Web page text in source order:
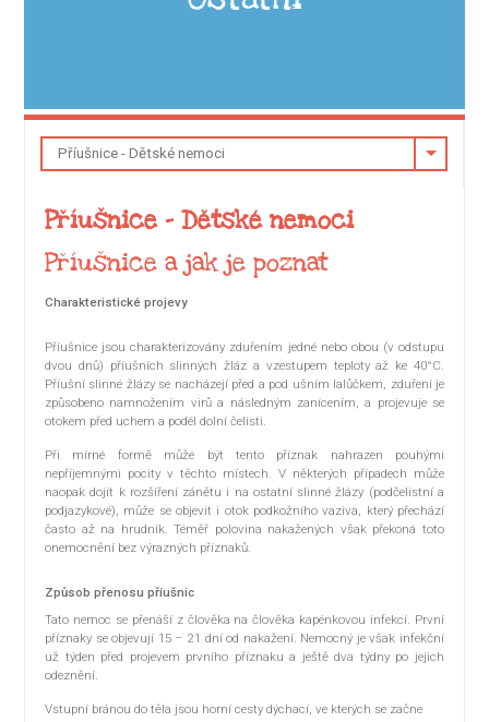
Příušnice - Dětské nemoci
Příušnice a jak je poznat
Charakteristické projevy
Příušnice jsou charakterizovány zduřením jedné nebo obou (v odstupu
dvou dnů) příušních slinných žláz a vzestupem teploty až ke 40°C.
Příušní slinné žlázy se nacházejí před a pod ušním lalůčkem, zduření je
způsobeno namnožením virů a následným zanícením, a projevuje se
otokem před uchem a podél dolní čelisti.
Při mírné formě může být tento příznak nahrazen pouhými
nepříjemnými pocity v těchto místech. V některých případech může
naopak dojít k rozšíření zánětu i na ostatní slinné žlázy (podčelistní a
podjazykové), může se objevit i otok podkožního vaziva, který přechází
často až na hrudník. Téměř polovina nakažených však překoná toto
onemocnění bez výrazných příznaků.
Způsob přenosu příušnic
Tato nemoc se přenáší z člověka na člověka kapénkovou infekcí. První
příznaky se objevují 15 – 21 dní od nakažení. Nemocný je však infekční
už týden před projevem prvního příznaku a ještě dva týdny po jejich
odeznění.
Vstupní bránou do těla jsou horní cesty dýchací, ve kterých se začne